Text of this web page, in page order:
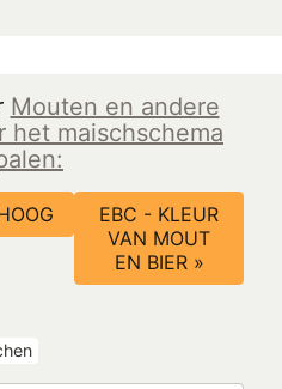
Mouten en andere
het maischschema
EBC - KLEUR
VAN MOUT
EN BIER »